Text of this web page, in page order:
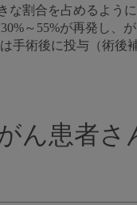
割合を占めるよう
～55%が再発し、
手術後に投与（術後
ん患者さ